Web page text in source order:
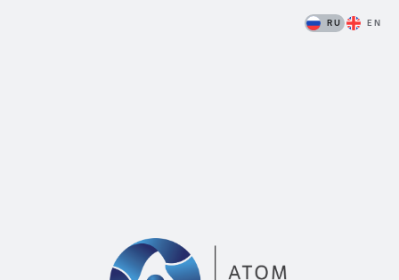
RU EN